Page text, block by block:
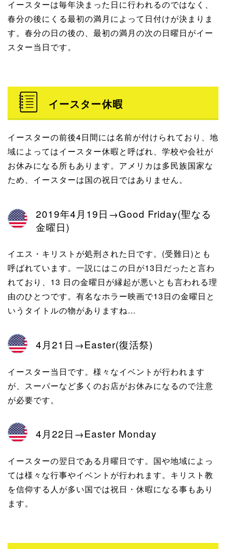
イースターは毎年決まった日に行われるのではなく、
春分の後にくる最初の満月によって日付けが決まりま
す。春分の日の後の、最初の満月の次の日曜日がイー
スター当日です。
イースター休暇
イースターの前後4日間には名前が付けられており、地
域によってはイースター休暇と呼ばれ、学校や会社が
お休みになる所もあります。アメリカは多民族国家な
ため、イースターは国の祝日ではありません。
2019年4月19日→Good Friday(聖なる
金曜日)
イエス・キリストが処刑された日です。(受難日)とも
呼ばれています。一説にはこの日が13日だったと言わ
れており、13 日の金曜日が縁起が悪いとも言われる理
由のひとつです。有名なホラー映画で13日の金曜日と
いうタイトルの物がありますね…
4月21日→Easter(復活祭)
イースター当日です。様々なイベントが行われます
が、スーパーなど多くのお店がお休みになるので注意
が必要です。
4月22日→Easter Monday
イースターの翌日である月曜日です。国や地域によっ
ては様々な行事やイベントが行われます。キリスト教
を信仰する人が多い国では祝日・休暇になる事もあり
ます。